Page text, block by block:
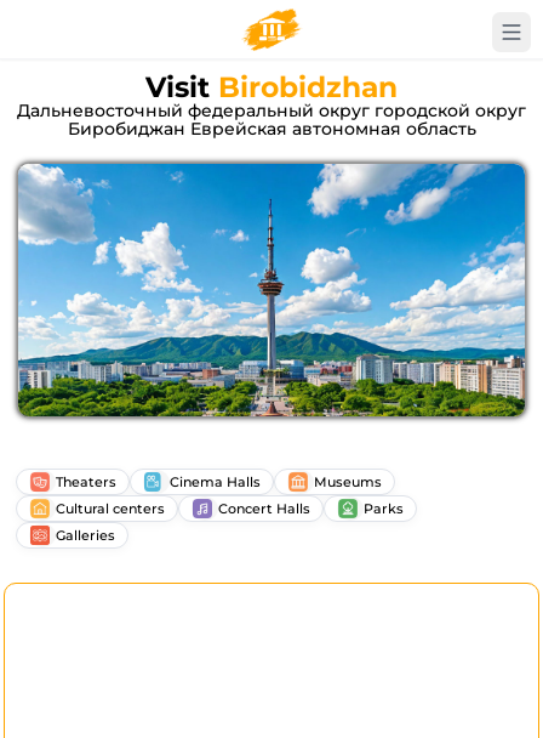
Visit Birobidzhan
Дальневосточный федеральный округ городской округ
Биробиджан Еврейская автономная область
Theaters Cinema Halls
Museums
Cultural centers
Concert Halls
Parks
Galleries